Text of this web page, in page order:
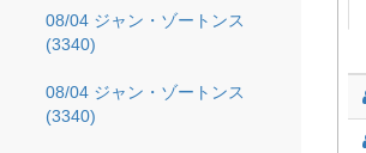
08/04 ジャン・ゾートンス
(3340)
08/04 ジャン・ゾートンス
(3340)